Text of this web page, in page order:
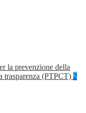
la prevenzione della
trasparenza (PTPCT) 2